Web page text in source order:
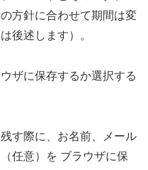
方針に合わせて期間は変
後述します）。
ザに保存するか選択する
す際に、お名前、メール
任意）を ブラウザに保